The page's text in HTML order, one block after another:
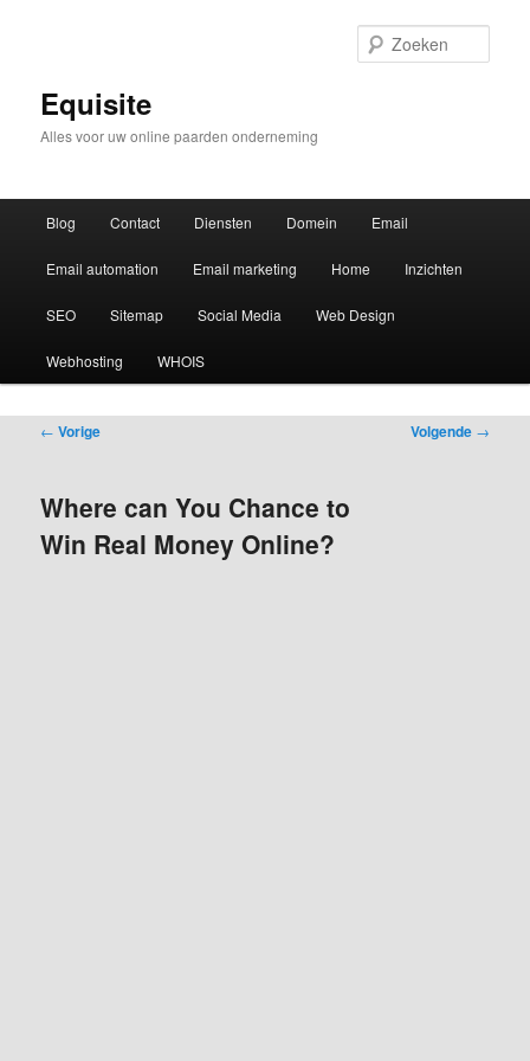
Equisite
Alles voor uw online paarden onderneming
Blog Contact Diensten Domein Email
Email automation Email marketing Home Inzichten
SEO Sitemap Social Media Web Design
Webhosting WHOIS
Bericht
← Vorige Volgende →
Where can You Chance to
Win Real Money Online?